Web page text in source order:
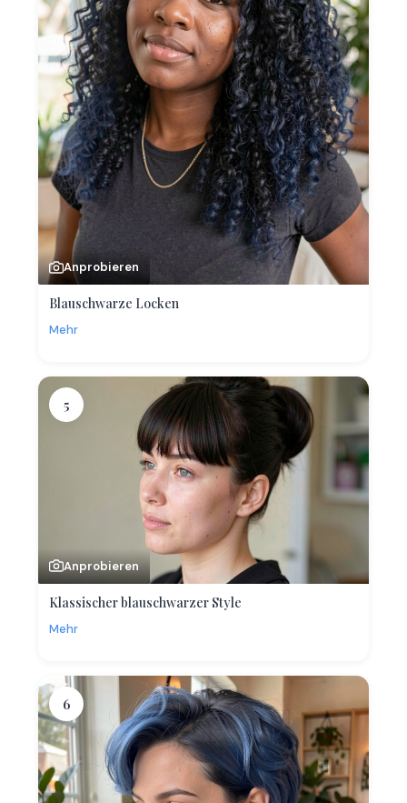
Anprobieren
Blauschwarze Locken
Mehr
5
Anprobieren
Klassischer blauschwarzer Style
Mehr
6